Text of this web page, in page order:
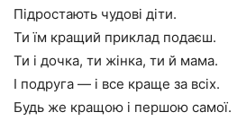
Підростають чудові діти.
Ти їм кращий приклад подаєш.
Ти і дочка, ти жінка, ти й мама.
І подруга — і все краще за всіх.
Будь же кращою і першою самої.